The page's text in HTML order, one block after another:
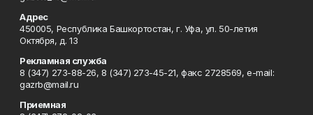
Адрес
450005, Республика Башкортостан, г. Уфа, ул. 50-летия
Октября, д. 13
Рекламная служба
8 (347) 273-88-26, 8 (347) 273-45-21, факс 2728569, e-mail:
gazrb@mail.ru
Приемная